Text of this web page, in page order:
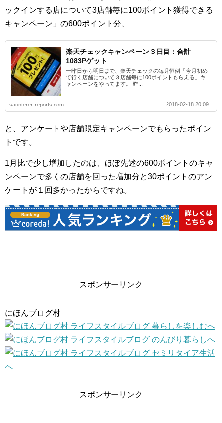
ックインする店について3店舗毎に100ポイント獲得できる
キャンペーン」の600ポイント分、
楽天チェックキャンペーン３日目：合計
1083Pゲット
一昨日から明日まで、楽天チェックの毎月恒例「今月初め
て行く店舗について３店舗毎に100ポイントもらえる」キ
ャンペーンをやってます。 昨...
saunterer-reports.com 2018-02-18 20:09
と、アンケートや店舗限定キャンペーンでもらったポイン
トです。
1月比で少し増加したのは、ほぼ先述の600ポイントのキャ
ンペーンで多くの店舗を回った増加分と30ポイントのアン
ケートが１回多かったからですね。
スポンサーリンク
にほんブログ村
スポンサーリンク